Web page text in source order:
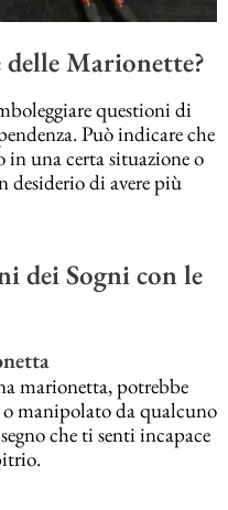
delle Marionette?
questioni di
Può indicare che
una certa situazione o
desiderio di avere più
dei Sogni con le
marionetta, potrebbe
manipolato da qualcuno
che ti senti incapace